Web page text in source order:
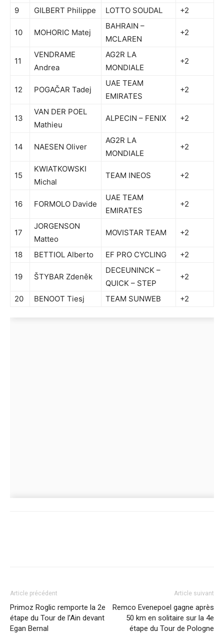
9 GILBERT Philippe LOTTO SOUDAL +2
10 MOHORIC Matej
BAHRAIN –
MCLAREN
+2
11
VENDRAME
Andrea
AG2R LA
MONDIALE
+2
12 POGAČAR Tadej
UAE TEAM
EMIRATES
+2
13
VAN DER POEL
Mathieu
ALPECIN – FENIX +2
14 NAESEN Oliver
AG2R LA
MONDIALE
+2
15
KWIATKOWSKI
Michal
TEAM INEOS +2
16 FORMOLO Davide
UAE TEAM
EMIRATES
+2
17
JORGENSON
Matteo
MOVISTAR TEAM +2
18 BETTIOL Alberto EF PRO CYCLING +2
19 ŠTYBAR Zdeněk
DECEUNINCK –
QUICK – STEP
+2
20 BENOOT Tiesj TEAM SUNWEB +2
Article précédent
Primoz Roglic remporte la 2e
étape du Tour de l’Ain devant
Egan Bernal
Article suivant
Remco Evenepoel gagne après
50 km en solitaire sur la 4e
étape du Tour de Pologne